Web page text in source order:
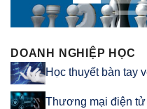
DOANH NGHIỆP HỌC
Học thuyết bàn tay
Thương mại điện tử